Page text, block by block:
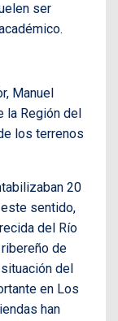
ser
Manuel
la Región del
los terrenos
20
sentido,
del Río
de
del
en Los
han